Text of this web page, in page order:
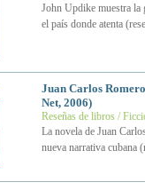
John Updike muestra la
el país donde atenta
Juan Carlos
Net, 2006)
Reseñas de libros /
La novela de Juan
nueva narrativa cubana